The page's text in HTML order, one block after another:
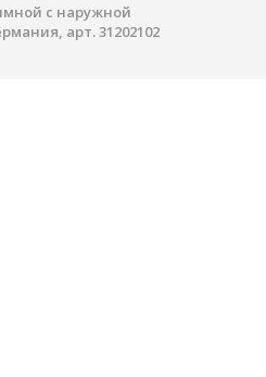
с наружной
арт. 31202102